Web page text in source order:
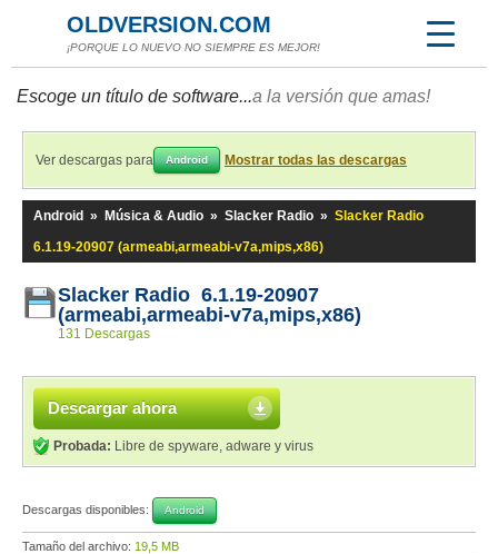
OLDVERSION.COM
¡PORQUE LO NUEVO NO SIEMPRE ES MEJOR!
Escoge un título de software...a la versión que amas!
Ver descargas para Android Mostrar todas las descargas
Android » Música & Audio » Slacker Radio » Slacker Radio
6.1.19-20907 (armeabi,armeabi-v7a,mips,x86)
Slacker Radio 6.1.19-20907
(armeabi,armeabi-v7a,mips,x86)
131 Descargas
Descargar ahora
Probada: Libre de spyware, adware y virus
Descargas disponibles: Android
Tamaño del archivo: 19,5 MB